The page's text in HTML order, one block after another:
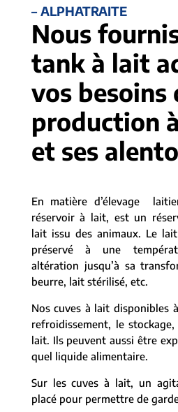
– ALPHATRAITE
Nous
tank à lait
vos besoins
production
et ses
En matière d’élevage
réservoir à lait, est un
lait issu des animaux. Le
préservé à une
altération jusqu’à sa
beurre, lait stérilisé, etc.
Nos cuves à lait disponibles
refroidissement, le
lait. Ils peuvent aussi être
quel liquide alimentaire.
Sur les cuves à lait, un
placé pour permettre de